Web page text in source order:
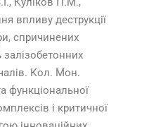
впливу деструкції
спричинених
залізобетонних
Кол. Мон.
функціональної
і критичної